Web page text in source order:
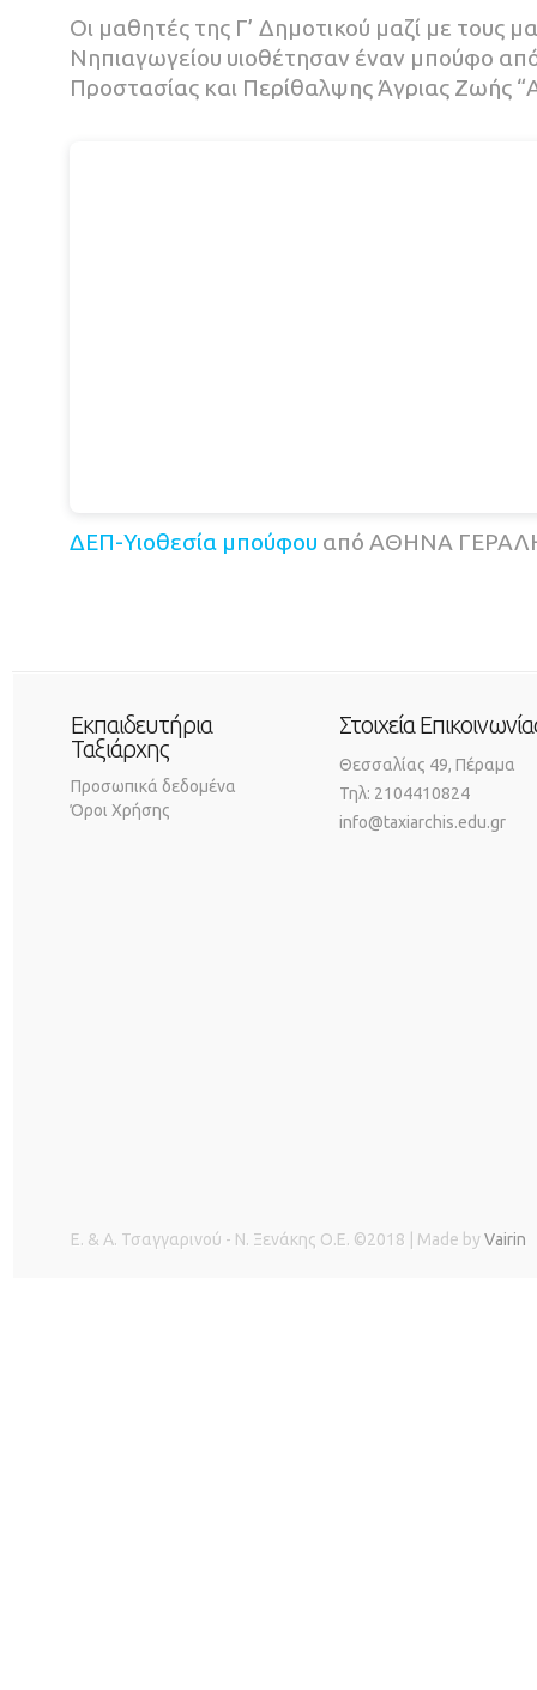
Οι μαθητές της Γ’ Δημοτικού μαζί με τους
Νηπιαγωγείου υιοθέτησαν έναν μπούφο
Προστασίας και Περίθαλψης Άγριας Ζωής
ΔΕΠ-Υιοθεσία μπούφου από ΑΘΗΝΑ
Εκπαιδευτήρια
Ταξιάρχης
Προσωπικά δεδομένα
Όροι Χρήσης
Στοιχεία
Θεσσαλίας 49, Πέραμα
Τηλ: 2104410824
info@taxiarchis.edu.gr
Ε. & Α. Τσαγγαρινού - Ν. Ξενάκης O.E. ©2018 | Made byVairin